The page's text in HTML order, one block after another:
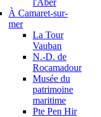
l'Aber
À Camaret-sur-
mer
La Tour
Vauban
N.-D. de
Rocamadour
Musée du
patrimoine
maritime
Pte Pen Hir